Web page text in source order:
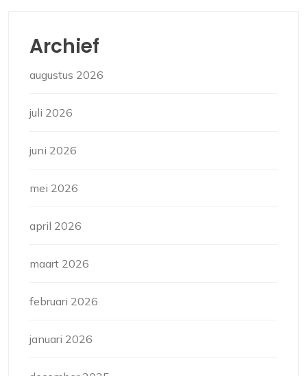
Archief
augustus 2026
juli 2026
juni 2026
mei 2026
april 2026
maart 2026
februari 2026
januari 2026